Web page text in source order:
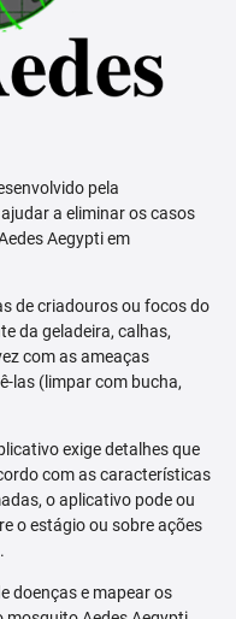
pela
a eliminar os casos
Aegypti em
de criadouros ou focos do
da geladeira, calhas,
com as ameaças
las (limpar com bucha,
exige detalhes que
com as características
o aplicativo pode ou
o estágio ou sobre ações
doenças e mapear os